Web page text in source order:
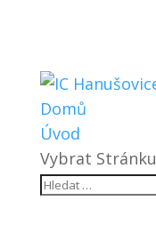
Domů
Úvod
Vybrat Stránku